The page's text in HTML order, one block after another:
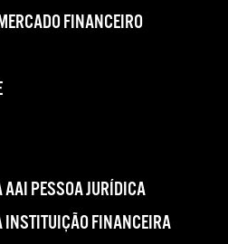
FINANCEIRO
PESSOA JURÍDICA
FINANCEIRA